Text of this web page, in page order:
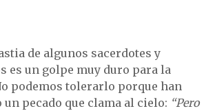
de algunos sacerdotes y
es un golpe muy duro para la
podemos tolerarlo porque han
un pecado que clama al cielo: “Pero